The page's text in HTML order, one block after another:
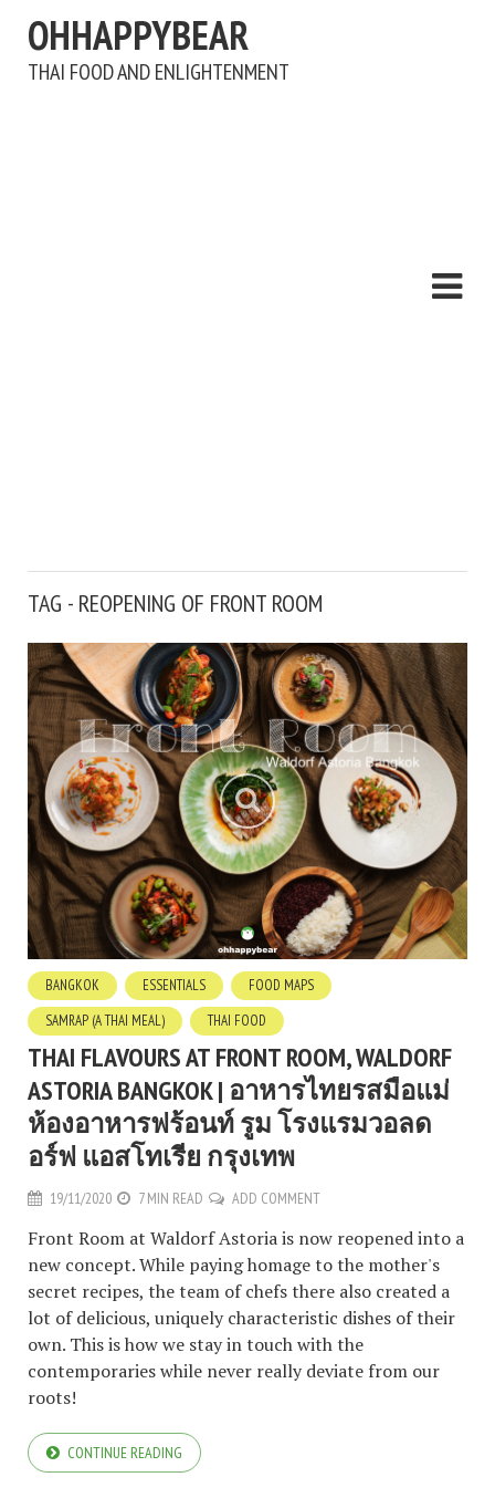
OHHAPPYBEAR
THAI FOOD AND ENLIGHTENMENT
TAG - REOPENING OF FRONT ROOM
BANGKOK ESSENTIALS
FOOD MAPS
SAMRAP (A THAI MEAL)
THAI FOOD
THAI FLAVOURS AT FRONT ROOM, WALDORF
ASTORIA BANGKOK | อาหารไทยรสมือแม่
ห้องอาหารฟร้อนท์ รูม โรงแรมวอลด
อร์ฟ แอสโทเรีย กรุงเทพ
19/11/2020 7 MIN READ ADD COMMENT
Front Room at Waldorf Astoria is now reopened into a
new concept. While paying homage to the mother's
secret recipes, the team of chefs there also created a
lot of delicious, uniquely characteristic dishes of their
own. This is how we stay in touch with the
contemporaries while never really deviate from our
roots!
CONTINUE READING